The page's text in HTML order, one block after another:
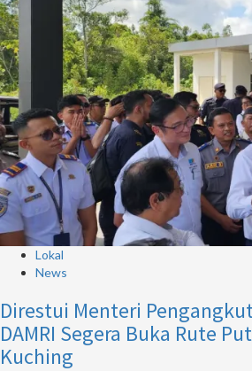
Lokal
News
Direstui Menteri
DAMRI Segera Buka Rute
Kuching